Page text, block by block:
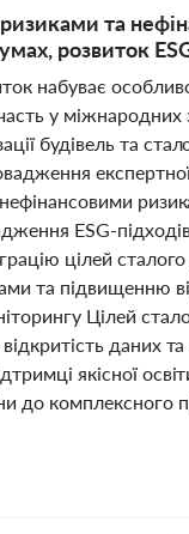
та
розвиток
набуває
у
будівель та
нефінансовими
ESG-
цілей
та підвищенню
Цілей
даних
якісної
до комплексного